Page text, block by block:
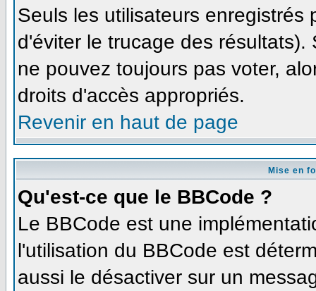
Seuls les utilisateurs
d'éviter le trucage des
ne pouvez toujours pas voter,
droits d'accès appropriés.
Revenir en haut de page
Mise en
Qu'est-ce que le BBCode ?
Le BBCode est une
l'utilisation du BBCode est
aussi le désactiver sur un